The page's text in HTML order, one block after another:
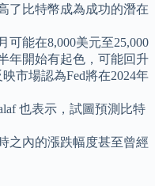
了比特幣成為成功的潛在
可能在8,000美元至25,000
年開始有起色，可能回升
市場認為Fed將在2024年
也表示，試圖預測比特
之內的漲跌幅度甚至曾經